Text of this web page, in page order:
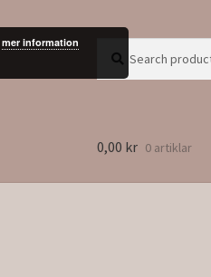
for:
0,00 kr 0 artiklar
mer information